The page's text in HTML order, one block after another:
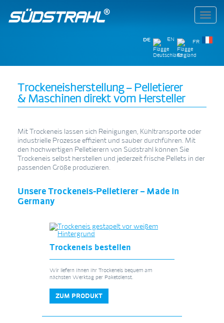
DE EN FR
Trockeneisherstellung – Pelletierer
& Maschinen direkt vom Hersteller
Mit Trockeneis lassen sich Reinigungen, Kühltransporte oder
industrielle Prozesse effizient und sauber durchführen. Mit
den hochwertigen Pelletierern von Südstrahl können Sie
Trockeneis selbst herstellen und jederzeit frische Pellets in der
passenden Größe produzieren.
Unsere Trockeneis-Pelletierer – Made in
Germany
Trockeneis bestellen
Wir liefern Ihnen Ihr Trockeneis bequem am
nächsten Werktag per Paketdienst.
ZUM PRODUKT